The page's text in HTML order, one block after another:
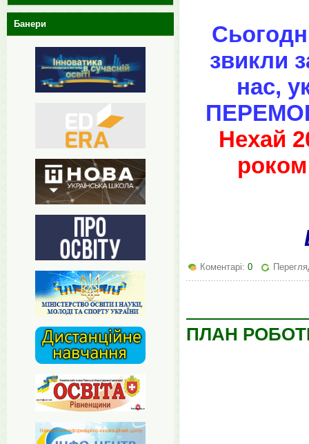
звикли
нас,
Нехай
роком
Коментарі: 0
ПЛАН
Банери